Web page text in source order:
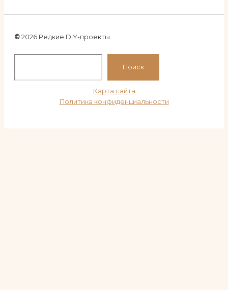
© 2026 Редкие DIY-проекты
Поиск
Карта сайта
Политика конфиденциальности